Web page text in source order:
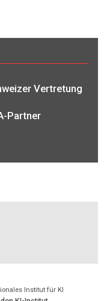
Vertretung
Partner
Institut für KI